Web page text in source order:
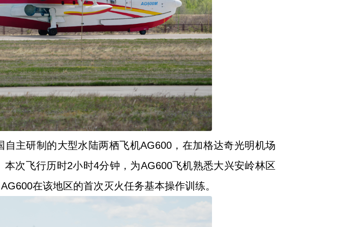
主研制的大型水陆两栖飞机AG600，在加格达奇光明机场
次飞行历时2小时4分钟，为AG600飞机熟悉大兴安岭林区
在该地区的首次灭火任务基本操作训练。